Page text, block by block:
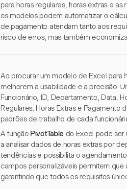
para horas regulares, horas extras e
os modelos podem automatizar o
de pagamento atendam tanto aos
risco de erros, mas também
Ao procurar um modelo de Excel para
melhorem a usabilidade e a precisão.
Funcionário, ID, Departamento, Data,
Regulares, Horas Extras e Pagamento
padrões de trabalho de cada
A funçãoPivotTabledo Excel pode ser
a analisar dados de horas extras por
tendências e possibilita o
campos personalizáveis permitem
garantindo que todos os requisitos